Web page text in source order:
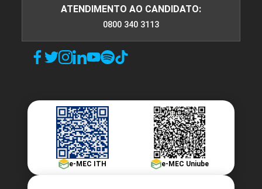
ECONOMIA
ATENDIMENTO AO CANDIDATO:
0800 340 3113
e-MEC ITH e-MEC Uniube